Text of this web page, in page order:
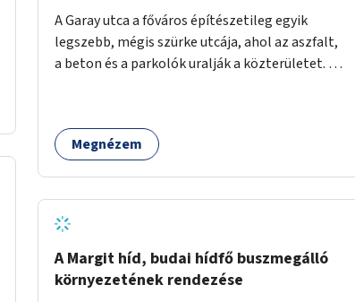
A Garay utca a főváros építészetileg egyik
legszebb, mégis szürke utcája, ahol az aszfalt,
a beton és a parkolók uralják a közterületet. Az
közösségbarát terület létrehozásának. A
szakaszon a parkolás átszervezésével
sakkasztal és egy lábbal tekerhető
mobiltöltőpont tennék kellemesebbé (és
hűvösebbé) a környéken lakók és az arra járók
mindennapjait.
Megnézem
A Margit híd, budai hídfő buszmegálló
környezetének rendezése